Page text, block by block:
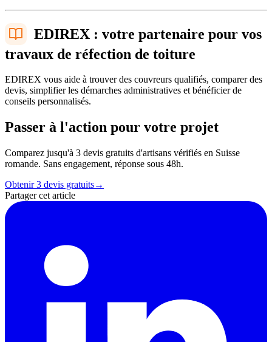
EDIREX : votre partenaire pour vos
travaux de réfection de toiture
EDIREX vous aide à trouver des couvreurs qualifiés, comparer des
devis, simplifier les démarches administratives et bénéficier de
conseils personnalisés.
Passer à l'action pour votre projet
Comparez jusqu'à 3 devis gratuits d'artisans vérifiés en Suisse
romande. Sans engagement, réponse sous 48h.
Obtenir 3 devis gratuits→
Partager cet article